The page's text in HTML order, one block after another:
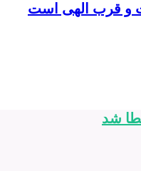
و قرب الهی است
شد